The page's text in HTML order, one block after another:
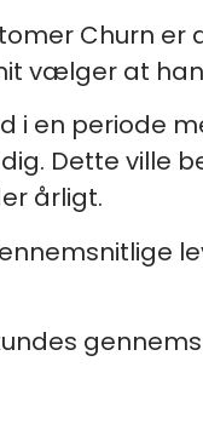
Churn
vælger at
i en periode
Dette ville
årligt.